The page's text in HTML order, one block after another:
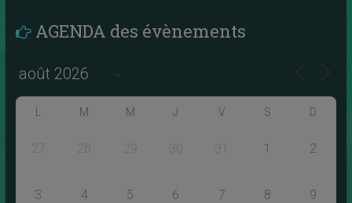
AGENDA des évènements
M M J V S D
27 28 29 30 31 1 2
3 4 5 6 7 8 9